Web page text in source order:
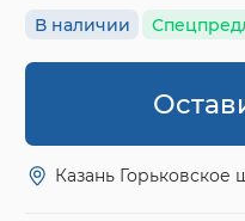
В наличии
Казань Горьковское